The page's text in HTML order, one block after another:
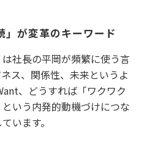
」が変革のキーワード
社長の平岡が頻繁に使う言
ス、関係性、未来というよ
、どうすれば「ワクワク
いう内発的動機づけにつな
います。